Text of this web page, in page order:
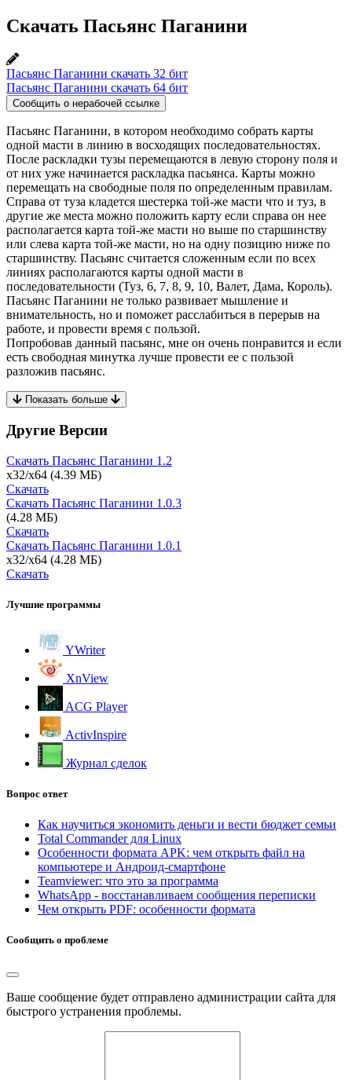
Скачать Пасьянс Паганини
Пасьянс Паганини скачать 32 бит
Пасьянс Паганини скачать 64 бит
Сообщить о нерабочей ссылке
Пасьянс Паганини, в котором необходимо собрать карты
одной масти в линию в восходящих последовательностях.
После раскладки тузы перемещаются в левую сторону поля и
от них уже начинается раскладка пасьянса. Карты можно
перемещать на свободные поля по определенным правилам.
Справа от туза кладется шестерка той-же масти что и туз, в
другие же места можно положить карту если справа он нее
располагается карта той-же масти но выше по старшинству
или слева карта той-же масти, но на одну позицию ниже по
старшинству. Пасьянс считается сложенным если по всех
линиях располагаются карты одной масти в
последовательности (Туз, 6, 7, 8, 9, 10, Валет, Дама, Король).
Пасьянс Паганини не только развивает мышление и
внимательность, но и поможет расслабиться в перерыв на
работе, и провести время с пользой.
Попробовав данный пасьянс, мне он очень понравится и если
есть свободная минутка лучше провести ее с пользой
разложив пасьянс.
Показать больше
Другие Версии
Скачать Пасьянс Паганини 1.2
x32/x64 (4.39 МБ)
Скачать
Скачать Пасьянс Паганини 1.0.3
(4.28 МБ)
Скачать
Скачать Пасьянс Паганини 1.0.1
x32/x64 (4.28 МБ)
Скачать
Лучшие программы
YWriter
XnView
ACG Player
ActivInspire
Журнал сделок
Вопрос ответ
Как научиться экономить деньги и вести бюджет семьи
Total Commander для Linux
Особенности формата APK: чем открыть файл на
компьютере и Андроид-смартфоне
Teamviewer: что это за программа
WhatsApp - восстанавливаем сообщения переписки
Чем открыть PDF: особенности формата
Сообщить о проблеме
Ваше сообщение будет отправлено администрации сайта для
быстрого устранения проблемы.